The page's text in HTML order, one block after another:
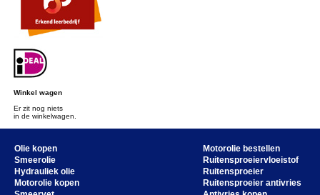
Winkel wagen
Er zit nog niets
in de winkelwagen.
Olie kopen
Smeerolie
Hydrauliek olie
Motorolie kopen
Motorolie bestellen
Ruitensproeiervloeistof
Ruitensproeier
Ruitensproeier antivries